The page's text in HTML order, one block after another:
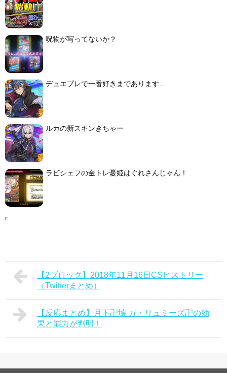
呪物が写ってないか？
デュエプレで一番好きまであります…
ルカの新スキンきちゃー
ラビシェフの金トレ憂姫はぐれさんじゃん！
【2ブロック】2018年11月16日CSヒストリー
（Twitterまとめ）
【反応まとめ】月下卍壊 ガ・リュミーズ卍の効
果と能力が判明！